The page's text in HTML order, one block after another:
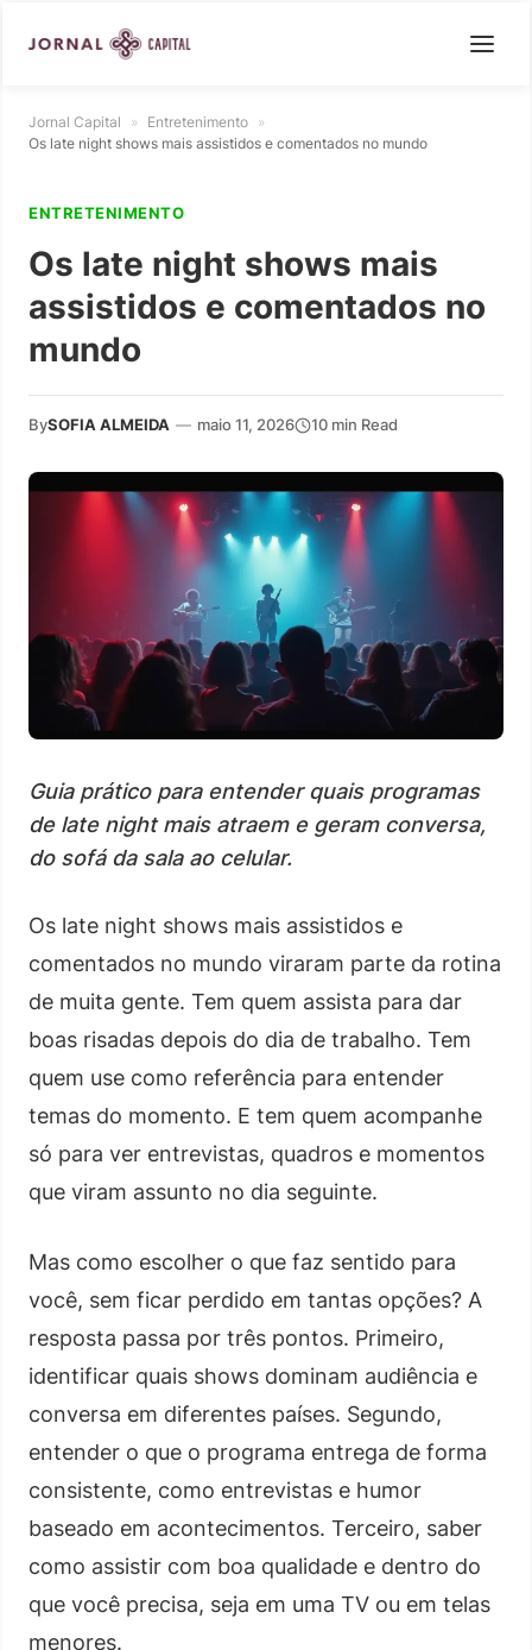
Jornal Capital » Entretenimento »
Os late night shows mais assistidos e comentados no mundo
ENTRETENIMENTO
Os late night shows mais
assistidos e comentados no
mundo
BySOFIA ALMEIDA — maio 11, 2026 10 min Read
Guia prático para entender quais programas
de late night mais atraem e geram conversa,
do sofá da sala ao celular.
Os late night shows mais assistidos e
comentados no mundo viraram parte da rotina
de muita gente. Tem quem assista para dar
boas risadas depois do dia de trabalho. Tem
quem use como referência para entender
temas do momento. E tem quem acompanhe
só para ver entrevistas, quadros e momentos
que viram assunto no dia seguinte.
Mas como escolher o que faz sentido para
você, sem ficar perdido em tantas opções? A
resposta passa por três pontos. Primeiro,
identificar quais shows dominam audiência e
conversa em diferentes países. Segundo,
entender o que o programa entrega de forma
consistente, como entrevistas e humor
baseado em acontecimentos. Terceiro, saber
como assistir com boa qualidade e dentro do
que você precisa, seja em uma TV ou em telas
menores.